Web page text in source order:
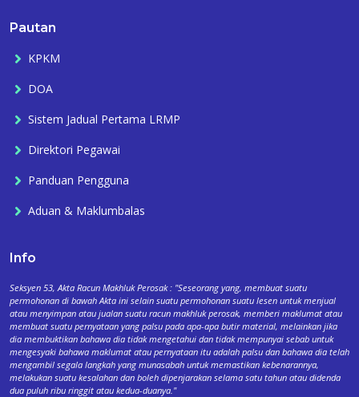
Pautan
KPKM
DOA
Sistem Jadual Pertama LRMP
Direktori Pegawai
Panduan Pengguna
Aduan & Maklumbalas
Info
Seksyen 53, Akta Racun Makhluk Perosak : "Seseorang yang, membuat suatu
permohonan di bawah Akta ini selain suatu permohonan suatu lesen untuk menjual
atau menyimpan atau jualan suatu racun makhluk perosak, memberi maklumat atau
membuat suatu pernyataan yang palsu pada apa-apa butir material, melainkan jika
dia membuktikan bahawa dia tidak mengetahui dan tidak mempunyai sebab untuk
mengesyaki bahawa maklumat atau pernyataan itu adalah palsu dan bahawa dia telah
mengambil segala langkah yang munasabah untuk memastikan kebenarannya,
melakukan suatu kesalahan dan boleh dipenjarakan selama satu tahun atau didenda
dua puluh ribu ringgit atau kedua-duanya."